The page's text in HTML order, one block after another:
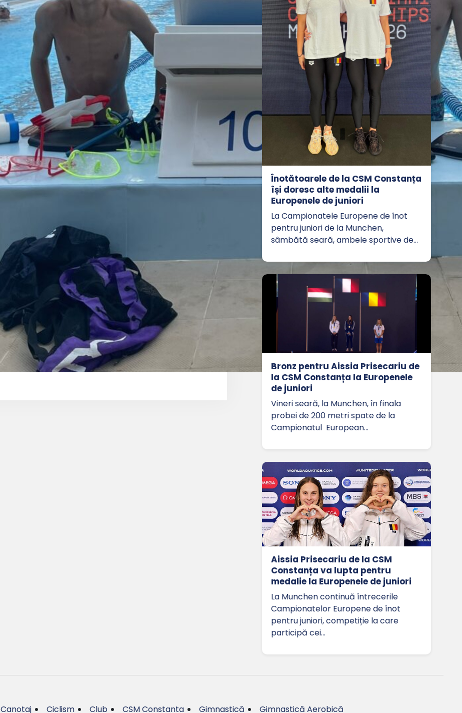
Înotătoarele de la CSM Constanța
își doresc alte medalii la
Europenele de juniori
La Campionatele Europene de înot
pentru juniori de la Munchen,
sâmbătă seară, ambele sportive de…
Bronz pentru Aissia Prisecariu de
la CSM Constanța la Europenele
de juniori
Vineri seară, la Munchen, în finala
probei de 200 metri spate de la
Campionatul European…
Aissia Prisecariu de la CSM
Constanța va lupta pentru
medalie la Europenele de juniori
La Munchen continuă întrecerile
Campionatelor Europene de înot
pentru juniori, competiție la care
participă cei…
Canotaj Ciclism Club CSM Constanta Gimnastică Gimnastică Aerobică